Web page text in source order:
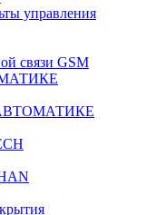
управления
связи GSM